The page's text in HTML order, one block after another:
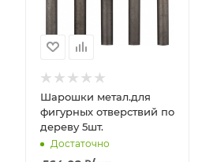
Шарошки метал.для
фигурных отверствий по
дереву 5шт.
Достаточно